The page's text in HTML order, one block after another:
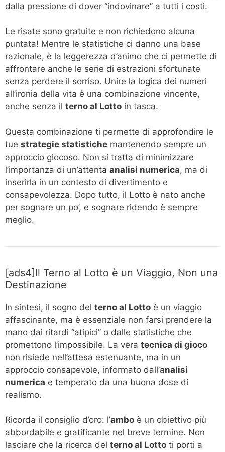
dalla pressione di dover “indovinare” a tutti i costi.
Le risate sono gratuite e non richiedono alcuna
puntata! Mentre le statistiche ci danno una base
razionale, è la leggerezza d’animo che ci permette di
affrontare anche le serie di estrazioni sfortunate
senza perdere il sorriso. Unire la logica dei numeri
all’ironia della vita è una combinazione vincente,
anche senza il terno al Lotto in tasca.
Questa combinazione ti permette di approfondire le
tue strategie statistiche mantenendo sempre un
approccio giocoso. Non si tratta di minimizzare
l’importanza di un’attenta analisi numerica, ma di
inserirla in un contesto di divertimento e
consapevolezza. Dopo tutto, il Lotto è nato anche
per sognare un po’, e sognare ridendo è sempre
meglio.
[ads4]Il Terno al Lotto è un Viaggio, Non una
Destinazione
In sintesi, il sogno del terno al Lotto è un viaggio
affascinante, ma è essenziale non farsi prendere la
mano dai ritardi “atipici” o dalle statistiche che
promettono l’impossibile. La vera tecnica di gioco
non risiede nell’attesa estenuante, ma in un
approccio consapevole, informato dall’analisi
numerica e temperato da una buona dose di
realismo.
Ricorda il consiglio d’oro: l’ambo è un obiettivo più
abbordabile e gratificante nel breve termine. Non
lasciare che la ricerca del terno al Lotto ti porti a